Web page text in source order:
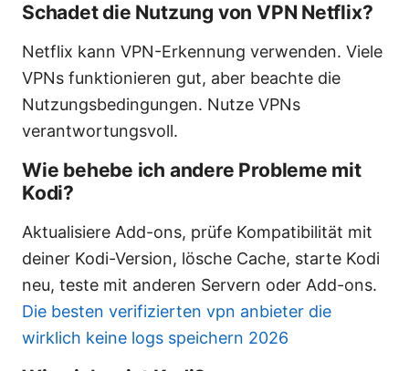
Schadet die Nutzung von VPN Netflix?
Netflix kann VPN-Erkennung verwenden. Viele
VPNs funktionieren gut, aber beachte die
Nutzungsbedingungen. Nutze VPNs
verantwortungsvoll.
Wie behebe ich andere Probleme mit
Kodi?
Aktualisiere Add-ons, prüfe Kompatibilität mit
deiner Kodi-Version, lösche Cache, starte Kodi
neu, teste mit anderen Servern oder Add-ons.
Die besten verifizierten vpn anbieter die
wirklich keine logs speichern 2026